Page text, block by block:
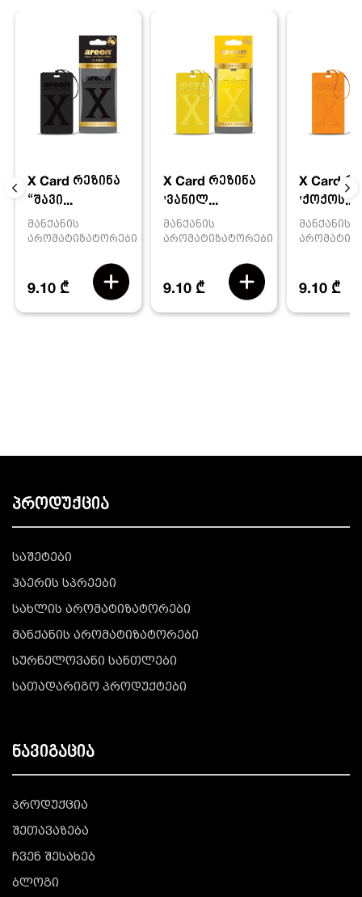
X Card რეზინა
“შავი...
მანქანის
არომატიზატორები
9.10 ₾
X Card რეზინა
'ვანილ...
მანქანის
არომატიზატორები
9.10 ₾
X Card
'ქოქოს...
მანქანის
9.10 ₾
პროდუქცია
საშეტები
ჰაერის სპრეები
სახლის არომატიზატორები
მანქანის არომატიზატორები
სურნელოვანი სანთლები
სათადარიგო პროდუქტები
ნავიგაცია
პროდუქცია
შეთავაზება
ჩვენ შესახებ
ბლოგი